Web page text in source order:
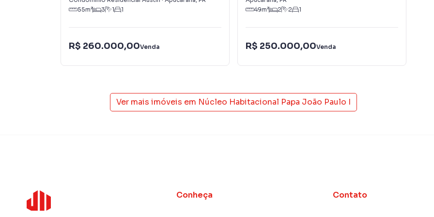
55m² 3 1 1
R$ 260.000,00Venda
49m² 2 2 1
R$ 250.000,00Venda
Ver mais imóveis em Núcleo Habitacional Papa João Paulo I
Conheça Contato